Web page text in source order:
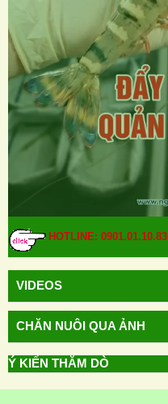
HOTLINE: 0901.01.10.83
VIDEOS
CHĂN NUÔI QUA ẢNH
Ý KIẾN THĂM DÒ